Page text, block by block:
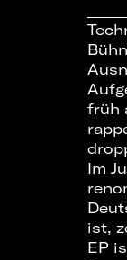
früh
Im
ist,
EP